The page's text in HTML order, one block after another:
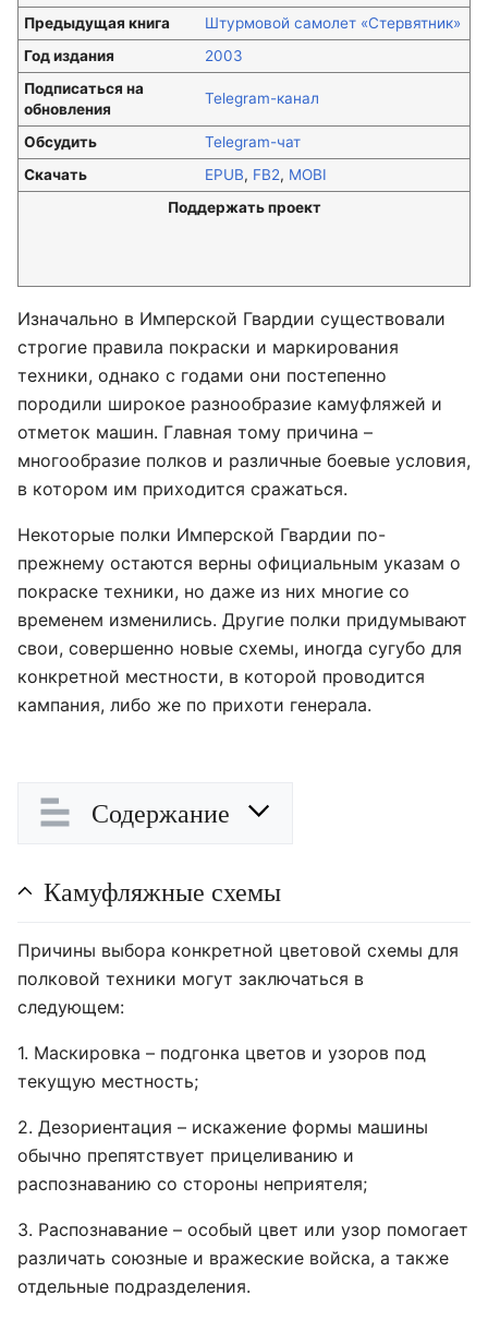
Предыдущая книга
Штурмовой самолет «Стервятник»
Год издания
2003
Подписаться на
обновления
Telegram-канал
Обсудить
Telegram-чат
Скачать
EPUB, FB2, MOBI
Поддержать проект
Изначально в Имперской Гвардии существовали
строгие правила покраски и маркирования
техники, однако с годами они постепенно
породили широкое разнообразие камуфляжей и
отметок машин. Главная тому причина –
многообразие полков и различные боевые условия,
в котором им приходится сражаться.
Некоторые полки Имперской Гвардии по-
прежнему остаются верны официальным указам о
покраске техники, но даже из них многие со
временем изменились. Другие полки придумывают
свои, совершенно новые схемы, иногда сугубо для
конкретной местности, в которой проводится
кампания, либо же по прихоти генерала.
Содержание
Камуфляжные схемы
Причины выбора конкретной цветовой схемы для
полковой техники могут заключаться в
следующем:
1. Маскировка – подгонка цветов и узоров под
текущую местность;
2. Дезориентация – искажение формы машины
обычно препятствует прицеливанию и
распознаванию со стороны неприятеля;
3. Распознавание – особый цвет или узор помогает
различать союзные и вражеские войска, а также
отдельные подразделения.